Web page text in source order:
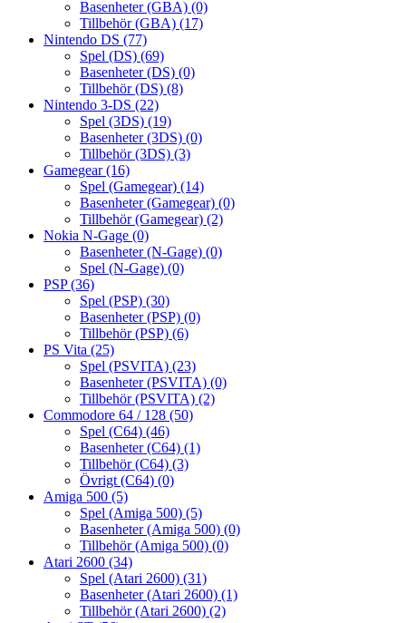
Basenheter (GBA) (0)
Tillbehör (GBA) (17)
Nintendo DS (77)
Spel (DS) (69)
Basenheter (DS) (0)
Tillbehör (DS) (8)
Nintendo 3-DS (22)
Spel (3DS) (19)
Basenheter (3DS) (0)
Tillbehör (3DS) (3)
Gamegear(16)
Spel (Gamegear) (14)
Basenheter (Gamegear) (0)
Tillbehör (Gamegear) (2)
Nokia N-Gage (0)
Basenheter (N-Gage) (0)
Spel (N-Gage) (0)
PSP(36)
Spel (PSP) (30)
Basenheter (PSP) (0)
Tillbehör (PSP) (6)
PS Vita (25)
Spel (PSVITA) (23)
Basenheter (PSVITA) (0)
Tillbehör (PSVITA) (2)
Commodore 64 / 128 (50)
Spel (C64) (46)
Basenheter (C64) (1)
Tillbehör (C64) (3)
Övrigt (C64) (0)
Amiga 500 (5)
Spel (Amiga 500) (5)
Basenheter (Amiga 500) (0)
Tillbehör (Amiga 500) (0)
Atari 2600 (34)
Spel (Atari 2600) (31)
Basenheter (Atari 2600) (1)
Tillbehör (Atari 2600) (2)